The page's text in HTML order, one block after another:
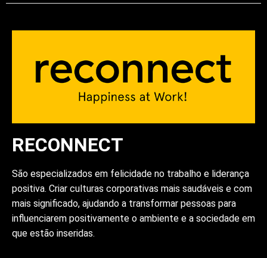
RECONNECT
São especializados em felicidade no trabalho e liderança
positiva. Criar culturas corporativas mais saudáveis e com
mais significado, ajudando a transformar pessoas para
influenciarem positivamente o ambiente e a sociedade em
que estão inseridas.